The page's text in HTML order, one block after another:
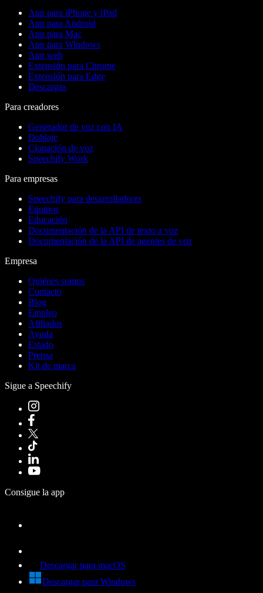
App para iPhone y iPad
App para Android
App para Mac
App para Windows
App web
Extensión para Chrome
Extensión para Edge
Descargas
Para creadores
Generador de voz con IA
Doblaje
Clonación de voz
Speechify Work
Para empresas
Speechify para desarrolladores
Equipos
Educación
Documentación de la API de texto a voz
Documentación de la API de agentes de voz
Empresa
Quiénes somos
Contacto
Blog
Empleo
Afiliados
Ayuda
Estado
Prensa
Kit de marca
Sigue a Speechify
Consigue la app
Descargar para macOS
Descargar para Windows